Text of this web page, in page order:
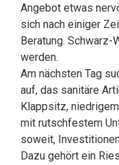
Angebot etwas
sich nach einiger
Beratung.
werden.
Am nächsten Tag
auf, das sanitäre
Klappsitz,
mit rutschfestem
soweit,
Dazu gehört ein